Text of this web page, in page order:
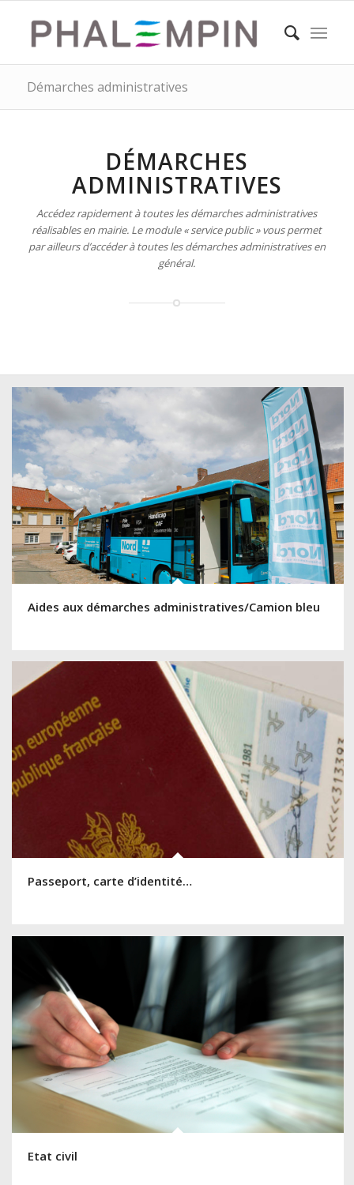
Démarches administratives
DÉMARCHES
ADMINISTRATIVES
Accédez rapidement à toutes les démarches administratives
réalisables en mairie. Le module « service public » vous permet
par ailleurs d’accéder à toutes les démarches administratives en
général.
Aides aux démarches administratives/Camion bleu
Passeport, carte d’identité…
Etat civil